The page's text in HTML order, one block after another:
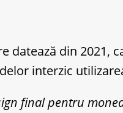
datează din
interzic
final pentru